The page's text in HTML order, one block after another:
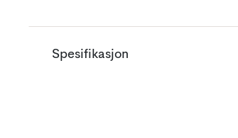
Spesifikasjon